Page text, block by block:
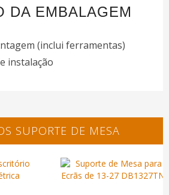
DA EMBALAGEM
(inclui ferramentas)
instalação
SUPORTE DE MESA